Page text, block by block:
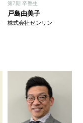
第7期 卒塾生
戸島由美子
株式会社ゼンリン